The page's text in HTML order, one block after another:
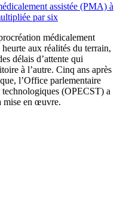
assistée (PMA) à
par six
médicalement
aux réalités du terrain,
délais d’attente qui
à l’autre. Cinq ans après
l’Office parlementaire
(OPECST) a
mise en œuvre.